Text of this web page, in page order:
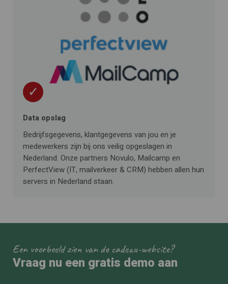
✓
Data opslag
Bedrijfsgegevens, klantgegevens van jou en je
medewerkers zijn bij ons veilig opgeslagen in
Nederland. Onze partners Novulo, Mailcamp en
PerfectView (IT, mailverkeer & CRM) hebben allen hun
servers in Nederland staan.
Een voorbeeld zien van de cadeau-website?
Vraag nu een gratis demo aan